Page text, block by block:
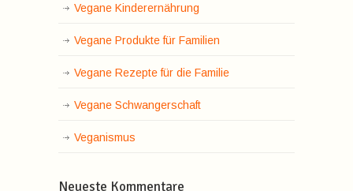
Vegane Kinderernährung
Vegane Produkte für Familien
Vegane Rezepte für die Familie
Vegane Schwangerschaft
Veganismus
Neueste Kommentare